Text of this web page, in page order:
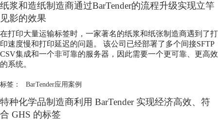
纸浆和造纸制造商通过BarTender的流程升级实现立竿
见影的效果
在打印大量运输标签时，一家著名的纸浆和纸张制造商遇到了打
印速度慢和打印延迟的问题。 该公司已经部署了多个间接SFTP
CSV集成和一个非可靠的服务器，因此需要一个更可靠、更高效
的系统。
标签： BarTender应用案例
特种化学品制造商利用 BarTender 实现经济高效、符
合 GHS 的标签